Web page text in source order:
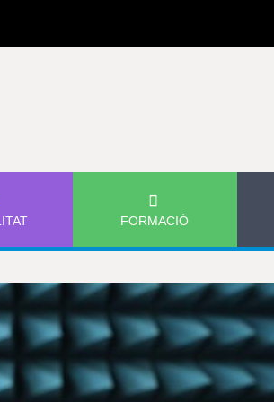
FORMACIÓ